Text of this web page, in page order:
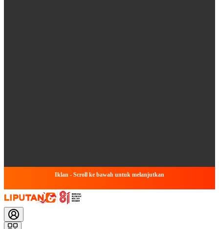
Iklan - Scroll ke bawah untuk melanjutkan